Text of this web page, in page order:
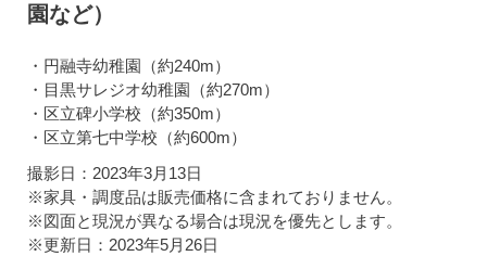
園など）
・円融寺幼稚園（約240m）
・目黒サレジオ幼稚園（約270m）
・区立碑小学校（約350m）
・区立第七中学校（約600m）
撮影日：2023年3月13日
※家具・調度品は販売価格に含まれておりません。
※図面と現況が異なる場合は現況を優先とします。
※更新日：2023年5月26日